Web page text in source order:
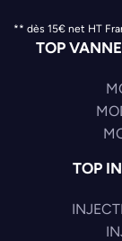
** dès 15€ net HT
TOP
TOP